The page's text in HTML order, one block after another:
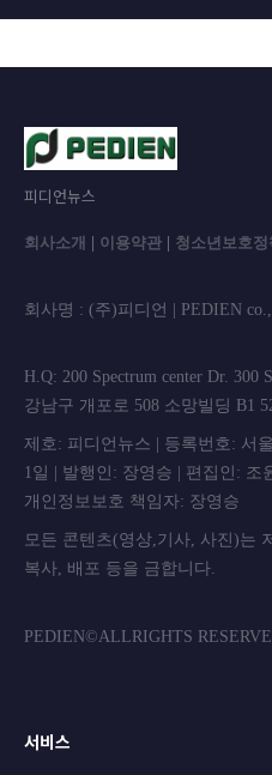
피디언뉴스
회사소개 이용약관 청소년보호정
회사명 : (주)피
H.Q: 200 Spectrum center Dr.
강남구 개포로 508 소망빌딩 B1
제호: 피디언뉴스 | 등록번호: 서
1일 | 발행인: 장영승 | 편집인: 조
개인정보보호 책임자: 장영승
모든 콘텐츠(영상,기사, 사진)는
복사, 배포
PEDIEN©ALLRIGHTS
서비스